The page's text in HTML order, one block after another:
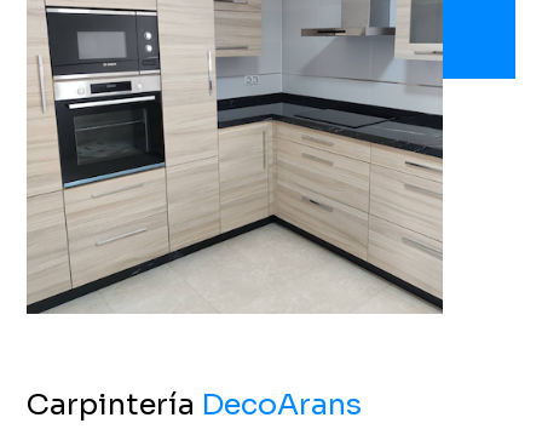
Carpintería DecoArans